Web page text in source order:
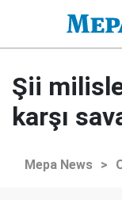
Şii
karşı
Mepa News >